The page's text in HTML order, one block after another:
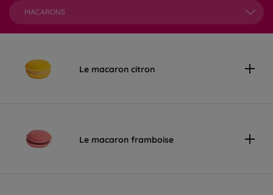
MACARONS
Le macaron citron
Le macaron framboise